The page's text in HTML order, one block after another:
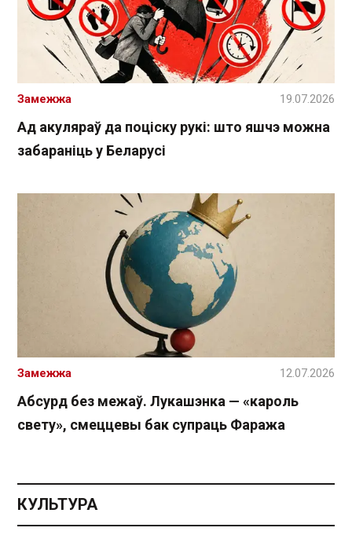
Ад акуляраў да поціску рукі: што яшчэ можна
забараніць у Беларусі
Замежжа 19.07.2026
Абсурд без межаў. Лукашэнка — «кароль
свету», смеццевы бак супраць Фаража
Замежжа 12.07.2026
КУЛЬТУРА